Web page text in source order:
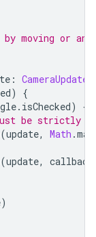
moving or
: CameraUpdate
)
{
. isChecked)
{
be strictly
(update, Math .max
(update, callback
)